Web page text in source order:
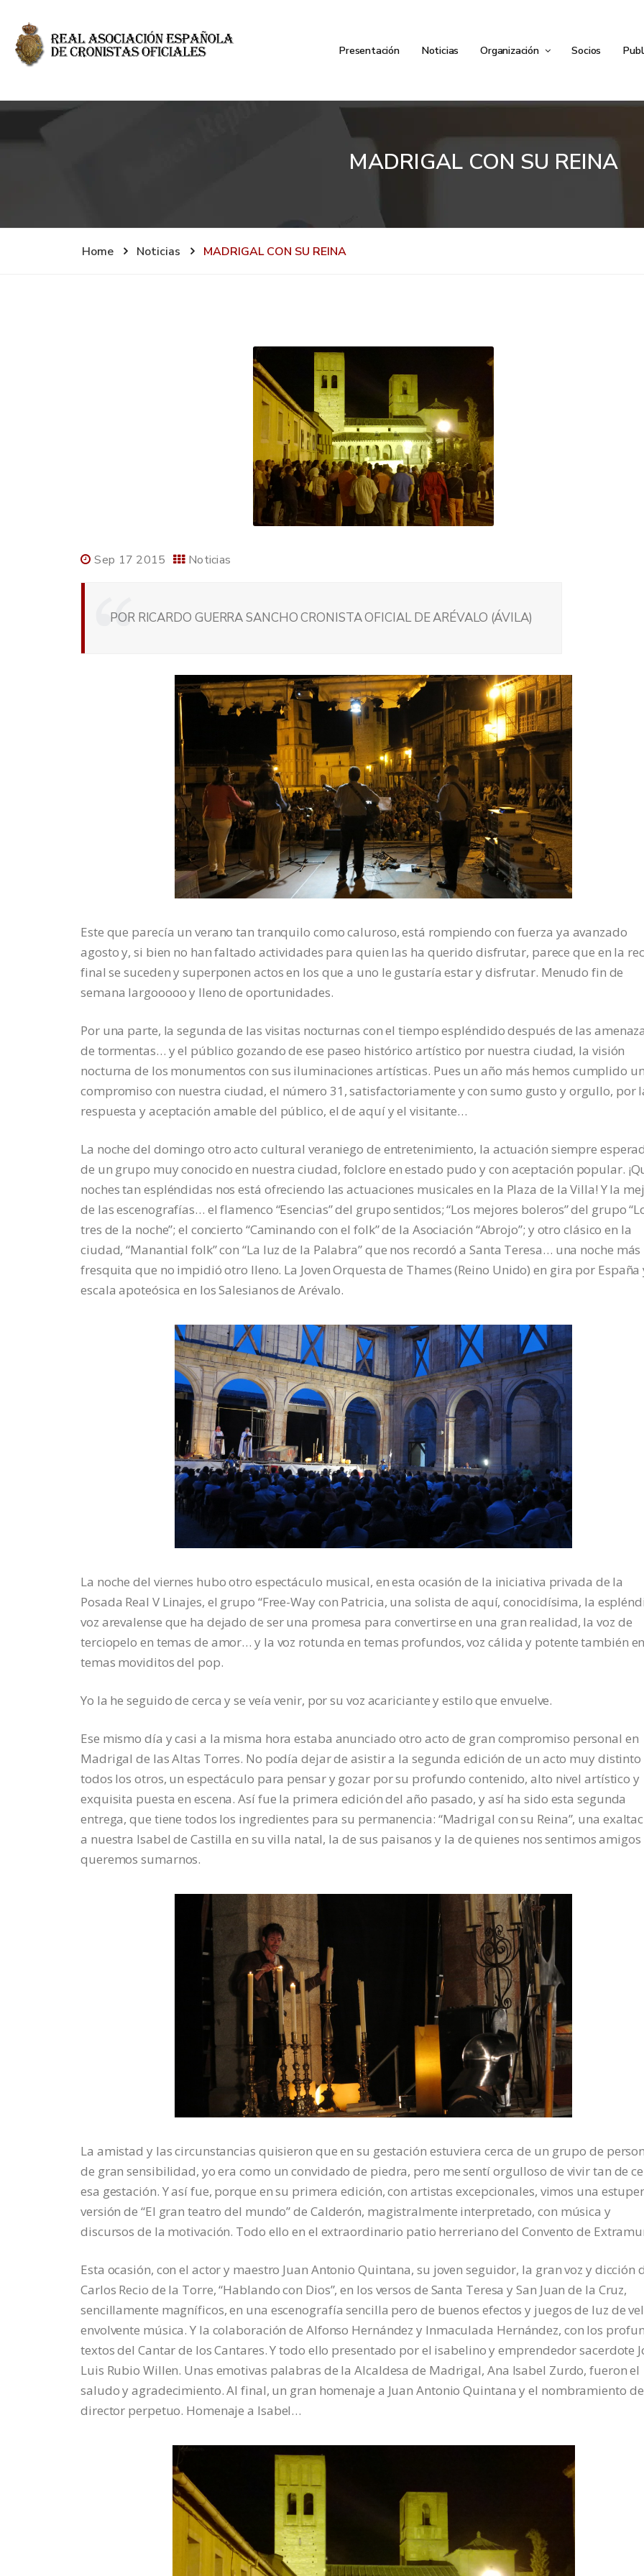
Presentación Noticias Organización Socios
MADRIGAL CON SU REINA
Home Noticias MADRIGAL CON SU REINA
Sep 17 2015 Noticias
POR RICARDO GUERRA SANCHO CRONISTA OFICIAL DE ARÉVALO (ÁVILA)
Este que parecía un verano tan tranquilo como caluroso, está rompiendo con fuerza ya avanzado
agosto y, si bien no han faltado actividades para quien las ha querido disfrutar, parece que en la
final se suceden y superponen actos en los que a uno le gustaría estar y disfrutar. Menudo fin de
semana largooooo y lleno de oportunidades.
Por una parte, la segunda de las visitas nocturnas con el tiempo espléndido después de las
de tormentas… y el público gozando de ese paseo histórico artístico por nuestra ciudad, la visión
nocturna de los monumentos con sus iluminaciones artísticas. Pues un año más hemos cumplido
compromiso con nuestra ciudad, el número 31, satisfactoriamente y con sumo gusto y orgullo, por
respuesta y aceptación amable del público, el de aquí y el visitante…
La noche del domingo otro acto cultural veraniego de entretenimiento, la actuación siempre
de un grupo muy conocido en nuestra ciudad, folclore en estado pudo y con aceptación popular.
noches tan espléndidas nos está ofreciendo las actuaciones musicales en la Plaza de la Villa! Y la
de las escenografías… el flamenco “Esencias” del grupo sentidos; “Los mejores boleros” del grupo
tres de la noche”; el concierto “Caminando con el folk” de la Asociación “Abrojo”; y otro clásico en la
ciudad, “Manantial folk” con “La luz de la Palabra” que nos recordó a Santa Teresa… una noche más
fresquita que no impidió otro lleno. La Joven Orquesta de Thames (Reino Unido) en gira por España
escala apoteósica en los Salesianos de Arévalo.
La noche del viernes hubo otro espectáculo musical, en esta ocasión de la iniciativa privada de la
Posada Real V Linajes, el grupo “Free-Way con Patricia, una solista de aquí, conocidísima, la
voz arevalense que ha dejado de ser una promesa para convertirse en una gran realidad, la voz de
terciopelo en temas de amor… y la voz rotunda en temas profundos, voz cálida y potente también
temas moviditos del pop.
Yo la he seguido de cerca y se veía venir, por su voz acariciante y estilo que envuelve.
Ese mismo día y casi a la misma hora estaba anunciado otro acto de gran compromiso personal en
Madrigal de las Altas Torres. No podía dejar de asistir a la segunda edición de un acto muy distinto
todos los otros, un espectáculo para pensar y gozar por su profundo contenido, alto nivel artístico y
exquisita puesta en escena. Así fue la primera edición del año pasado, y así ha sido esta segunda
entrega, que tiene todos los ingredientes para su permanencia: “Madrigal con su Reina”, una
a nuestra Isabel de Castilla en su villa natal, la de sus paisanos y la de quienes nos sentimos amigos
queremos sumarnos.
La amistad y las circunstancias quisieron que en su gestación estuviera cerca de un grupo de
de gran sensibilidad, yo era como un convidado de piedra, pero me sentí orgulloso de vivir tan de
esa gestación. Y así fue, porque en su primera edición, con artistas excepcionales, vimos una
versión de “El gran teatro del mundo” de Calderón, magistralmente interpretado, con música y
discursos de la motivación. Todo ello en el extraordinario patio herreriano del Convento de
Esta ocasión, con el actor y maestro Juan Antonio Quintana, su joven seguidor, la gran voz y dicción
Carlos Recio de la Torre, “Hablando con Dios”, en los versos de Santa Teresa y San Juan de la Cruz,
sencillamente magníficos, en una escenografía sencilla pero de buenos efectos y juegos de luz de
envolvente música. Y la colaboración de Alfonso Hernández y Inmaculada Hernández, con los
textos del Cantar de los Cantares. Y todo ello presentado por el isabelino y emprendedor sacerdote
Luis Rubio Willen. Unas emotivas palabras de la Alcaldesa de Madrigal, Ana Isabel Zurdo, fueron el
saludo y agradecimiento. Al final, un gran homenaje a Juan Antonio Quintana y el nombramiento de
director perpetuo. Homenaje a Isabel…